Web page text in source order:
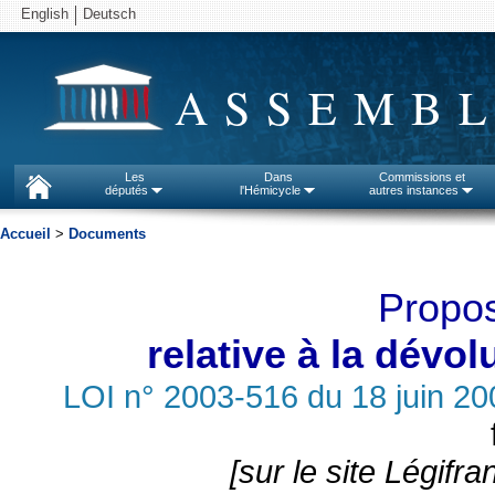
English Deutsch
Les
députés
Dans
l'Hémicycle
Commissions et
autres instances
Accueil > Documents
relative à la
LOI n° 2003-516 du 18 juin
[sur le site